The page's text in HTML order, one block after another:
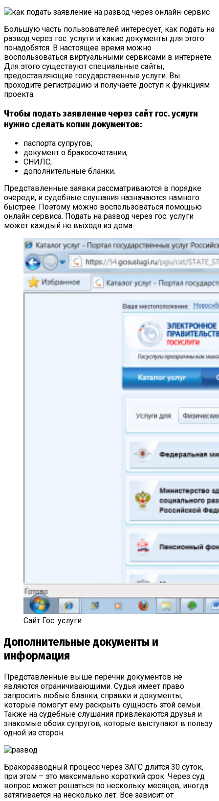
Большую часть пользователей интересует, как подать на
развод через гос. услуги и какие документы для этого
понадобятся. В настоящее время можно
воспользоваться виртуальными сервисами в интернете.
Для этого существуют специальные сайты,
предоставляющие государственные услуги. Вы
проходите регистрацию и получаете доступ к функциям
проекта.
Чтобы подать заявление через сайт гос. услуги
нужно сделать копии документов:
паспорта супругов;
документ о бракосочетании;
СНИЛС;
дополнительные бланки.
Представленные заявки рассматриваются в порядке
очереди, и судебные слушания назначаются намного
быстрее. Поэтому можно воспользоваться помощью
онлайн сервиса. Подать на развод через гос. услуги
может каждый не выходя из дома.
Сайт Гос. услуги
Дополнительные документы и
информация
Представленные выше перечни документов не
являются ограничивающими. Судья имеет право
запросить любые бланки, справки и документы,
которые помогут ему раскрыть сущность этой семьи.
Также на судебные слушания привлекаются друзья и
знакомые обоих супругов, которые выступают в пользу
одной из сторон.
Бракоразводный процесс через ЗАГС длится 30 суток,
при этом – это максимально короткий срок. Через суд
вопрос может решаться по нескольку месяцев, иногда
затягивается на несколько лет. Все зависит от